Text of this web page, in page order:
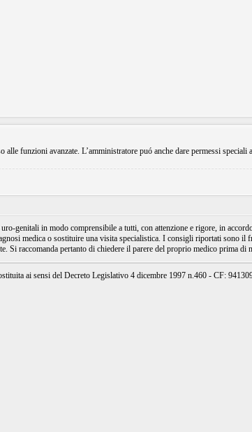
funzioni avanzate. L’amministratore puó anche dare permessi
in modo comprensibile a tutti, con attenzione e rigore, in
medica o sostituire una visita specialistica. I consigli riportati sono il
raccomanda pertanto di chiedere il parere del proprio medico prima di
ai sensi del Decreto Legislativo 4 dicembre 1997 n.460 - CF: